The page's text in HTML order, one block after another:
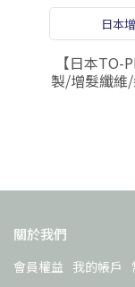
日本
【日本TO-
製/增髮纖維
關於我們
會員權益 我的帳戶